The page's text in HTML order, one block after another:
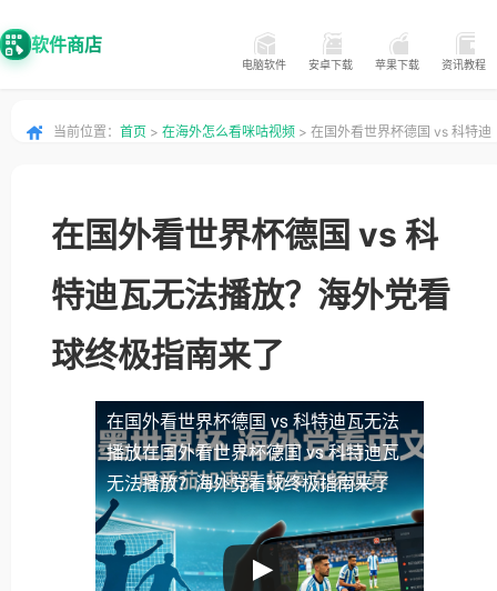
软件商店
电脑软件 安卓下载 苹果下载 资讯教程
当前位置： 首页 > 在海外怎么看咪咕视频 > 在国外看世界杯德国 vs 科特迪
在国外看世界杯德国 vs 科
特迪瓦无法播放？海外党看
球终极指南来了
在国外看世界杯德国 vs 科特迪瓦无法
播放在国外看世界杯德国 vs 科特迪瓦
无法播放？海外党看球终极指南来了